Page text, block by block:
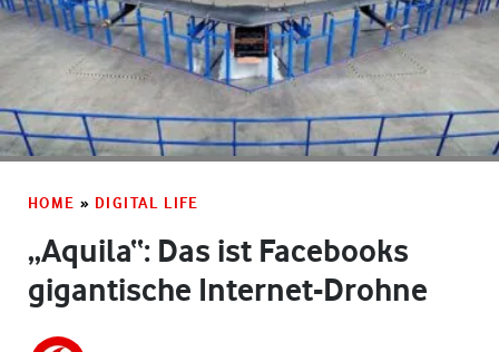
HOME » DIGITAL LIFE
„Aquila“: Das ist Facebooks
gigantische Internet-Drohne